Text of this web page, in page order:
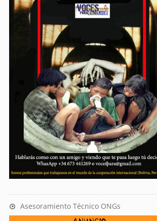
Asesoramiento Técnico ONGs